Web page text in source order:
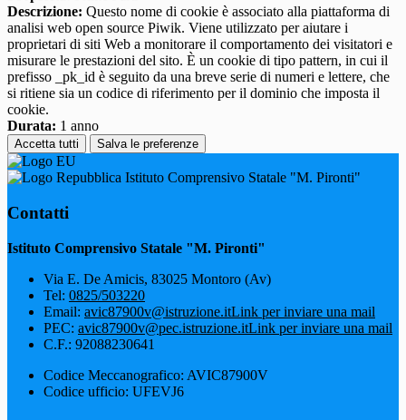
Descrizione: Questo nome di cookie è associato alla piattaforma di
analisi web open source Piwik. Viene utilizzato per aiutare i
proprietari di siti Web a monitorare il comportamento dei visitatori e
misurare le prestazioni del sito. È un cookie di tipo pattern, in cui il
prefisso _pk_id è seguito da una breve serie di numeri e lettere, che
si ritiene sia un codice di riferimento per il dominio che imposta il
cookie.
Durata: 1 anno
Accetta tutti Salva le preferenze
Istituto Comprensivo Statale "M. Pironti"
Contatti
Istituto Comprensivo Statale "M. Pironti"
Via E. De Amicis, 83025 Montoro (Av)
Tel: 0825/503220
Email: avic87900v@istruzione.itLink per inviare una mail
PEC: avic87900v@pec.istruzione.itLink per inviare una mail
C.F.: 92088230641
Codice Meccanografico: AVIC87900V
Codice ufficio: UFEVJ6